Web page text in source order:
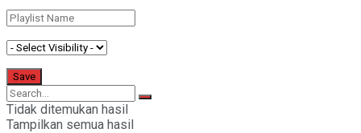
Tidak ditemukan hasil
Tampilkan semua hasil